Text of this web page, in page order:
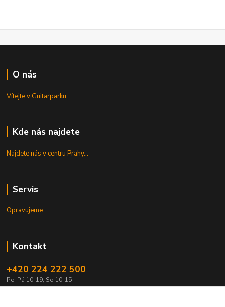
O nás
Vítejte v Guitarparku...
Kde nás najdete
Najdete nás v centru Prahy...
Servis
Opravujeme...
Kontakt
+420 224 222 500
Po-Pá 10-19, So 10-15